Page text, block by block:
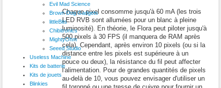
Evil Mad Science
Brown Dog Gadgets
littleBits
Chibitronics
MightyOhm
Seeed Studio
Useless Machine
Kits de batterie
Kits de jouets
Blinkies
Chaque pixel consomme jusqu'à 60 mA (les trois
LED RVB sont allumées pour un blanc à pleine
luminosité). En théorie, le Flora peut piloter jusqu'à
500 pixels à 30 FPS (il manquera de RAM après
cela). Cependant, après environ 10 pixels (ou si la
distance entre les pixels est supérieure à un
pouce ou deux), la résistance du fil peut affecter
l'alimentation. Pour de grandes quantités de pixels
au-delà de 10, vous pouvez envisager d'utiliser un